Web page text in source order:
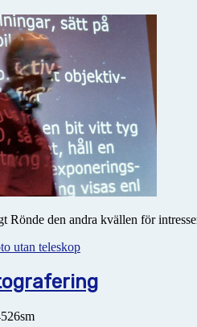
Rönde den andra kvällen för
utan teleskop